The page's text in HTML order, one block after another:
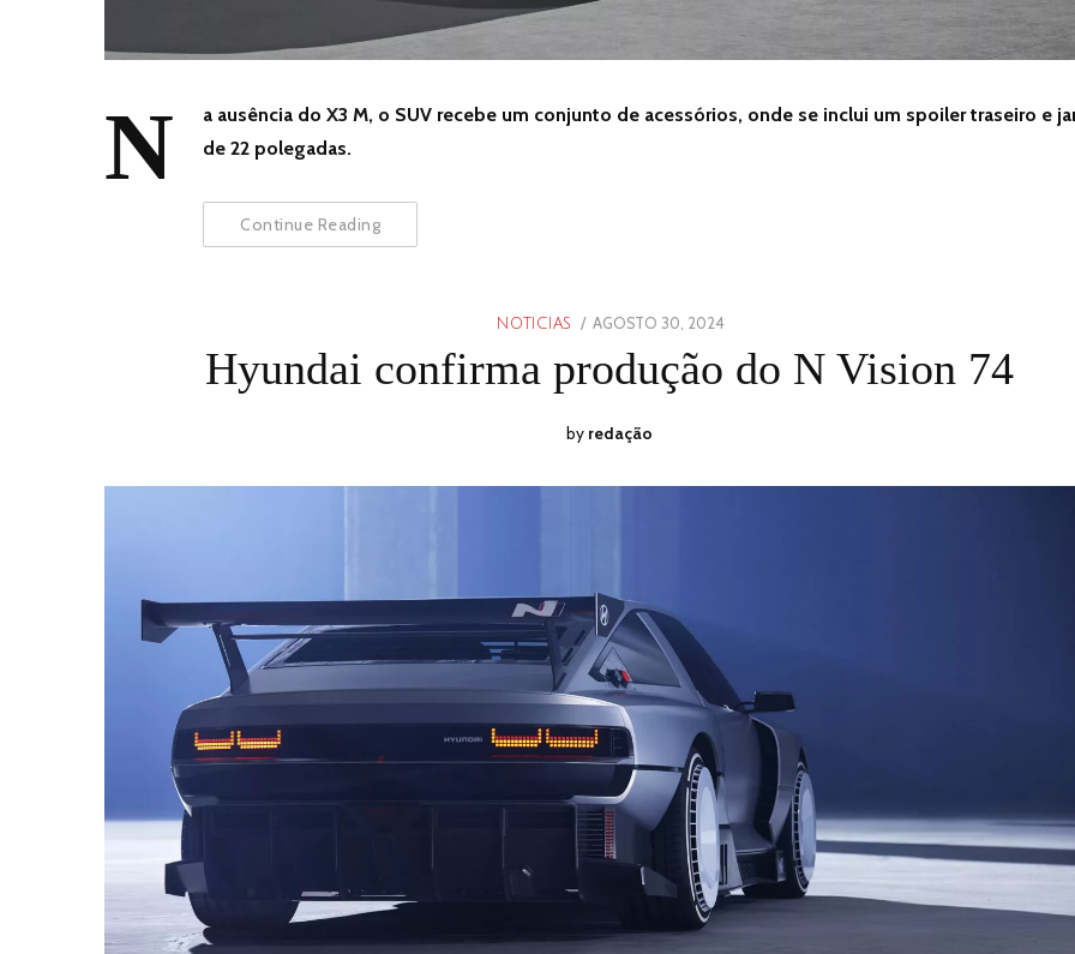
N
a ausência do X3 M, o SUV recebe um conjunto de acessórios, onde se inclui um spoiler traseiro e
de 22 polegadas.
Continue Reading
NOTICIAS
POSTED
AGOSTO 30, 2024AGOSTO
2024
Hyundai confirma produção do N Vision 74
by redação